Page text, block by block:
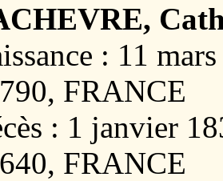
: 11
FRANCE
: 1 janvier
FRANCE